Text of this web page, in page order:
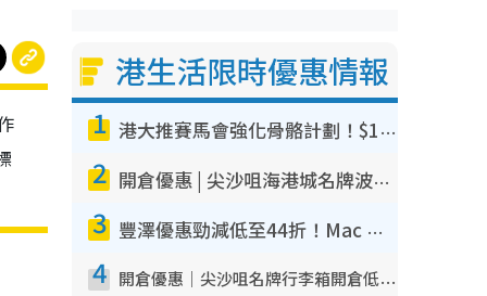
港生活限時優惠情報
1 港大推賽馬會強化骨骼計劃！$100骨質密度X光檢查 完成免費運動訓練送超市禮券！附參加資格
2 開倉優惠 | 尖沙咀海港城名牌波鞋開倉低至1折！On鞋$899起／Joy&Peace鞋履$98起
3 豐澤優惠勁減低至44折！Mac mini/iPhone17Pro大減價！廚房家電$220起
4 開倉優惠｜尖沙咀名牌行李箱開倉低至4折！一連5日 American Tourister/ace./Hallmark $200起！